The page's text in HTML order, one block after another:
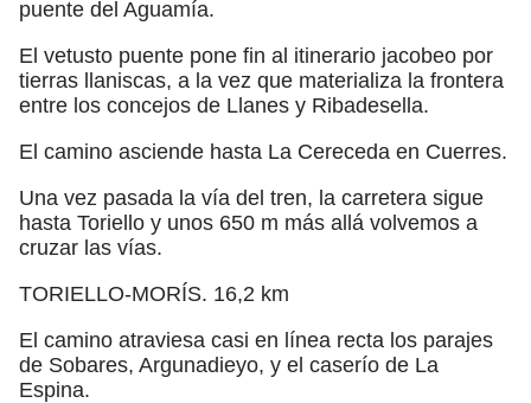
puente del Aguamía.
El vetusto puente pone fin al itinerario jacobeo por
tierras llaniscas, a la vez que materializa la frontera
entre los concejos de Llanes y Ribadesella.
El camino asciende hasta La Cereceda en Cuerres.
Una vez pasada la vía del tren, la carretera sigue
hasta Toriello y unos 650 m más allá volvemos a
cruzar las vías.
TORIELLO-MORÍS. 16,2 km
El camino atraviesa casi en línea recta los parajes
de Sobares, Argunadieyo, y el caserío de La
Espina.